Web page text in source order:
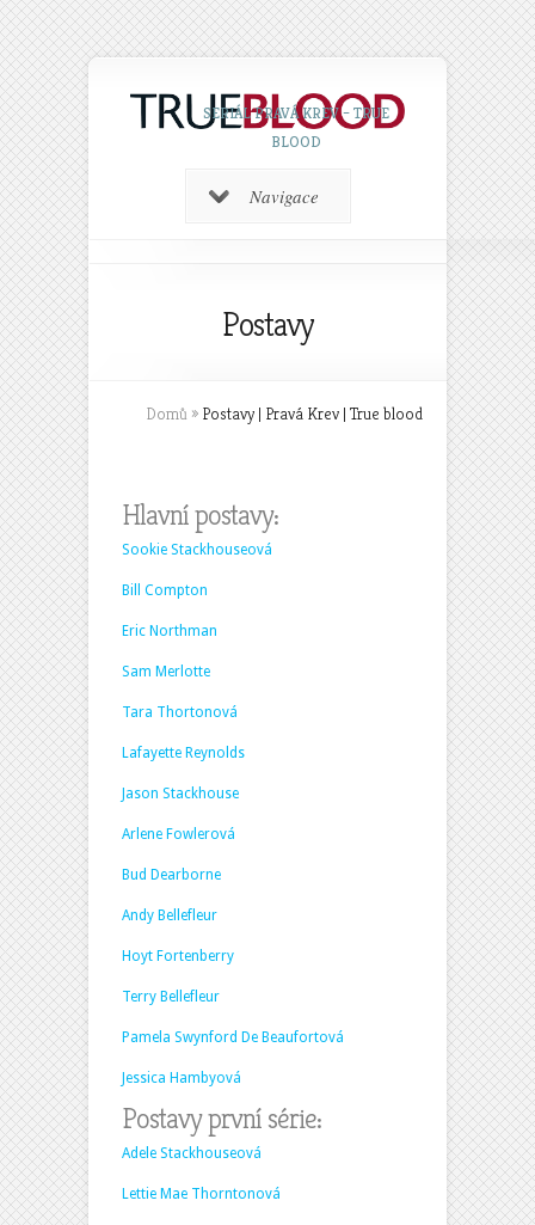
SERIÁL PRAVÁ KREV – TRUE
BLOOD
Navigace
Postavy
Domů » Postavy | Pravá Krev | True blood
Hlavní postavy:
Sookie Stackhouseová
Bill Compton
Eric Northman
Sam Merlotte
Tara Thortonová
Lafayette Reynolds
Jason Stackhouse
Arlene Fowlerová
Bud Dearborne
Andy Bellefleur
Hoyt Fortenberry
Terry Bellefleur
Pamela Swynford De Beaufortová
Jessica Hambyová
Postavy první série:
Adele Stackhouseová
Lettie Mae Thorntonová